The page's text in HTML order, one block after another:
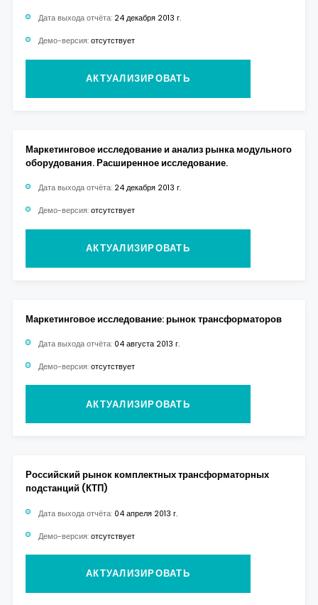
Дата выхода отчёта: 24 декабря 2013 г.
Демо-версия: отсутствует
АКТУАЛИЗИРОВАТЬ
Маркетинговое исследование и анализ рынка модульного
оборудования. Расширенное исследование.
Дата выхода отчёта: 24 декабря 2013 г.
Демо-версия: отсутствует
АКТУАЛИЗИРОВАТЬ
Маркетинговое исследование: рынок трансформаторов
Дата выхода отчёта: 04 августа 2013 г.
Демо-версия: отсутствует
АКТУАЛИЗИРОВАТЬ
Российский рынок комплектных трансформаторных
подстанций (КТП)
Дата выхода отчёта: 04 апреля 2013 г.
Демо-версия: отсутствует
АКТУАЛИЗИРОВАТЬ